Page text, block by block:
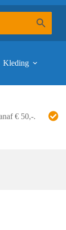
Kleding
€ 50,-.